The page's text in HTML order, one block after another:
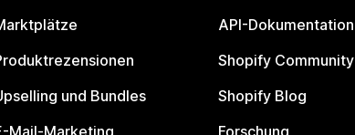
und Bundles
API-Dokumentation
Shopify Community
Shopify Blog